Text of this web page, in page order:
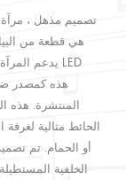
تصميم مذهل ، مرآة
هذه كمصدر
المنتشرة. هذه
الحائط مثالية لغرفة
أو الحمام. تم
الخلفية